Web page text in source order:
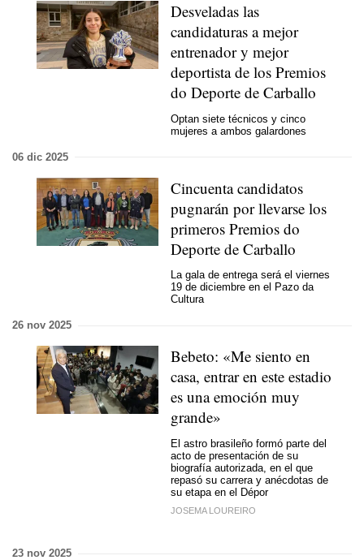
Desveladas las
candidaturas a mejor
entrenador y mejor
deportista de los Premios
do Deporte de Carballo
Optan siete técnicos y cinco
mujeres a ambos galardones
06 dic 2025
Cincuenta candidatos
pugnarán por llevarse los
primeros Premios do
Deporte de Carballo
La gala de entrega será el viernes
19 de diciembre en el Pazo da
Cultura
26 nov 2025
Bebeto: «Me siento en
casa, entrar en este estadio
es una emoción muy
grande»
El astro brasileño formó parte del
acto de presentación de su
biografía autorizada, en el que
repasó su carrera y anécdotas de
su etapa en el Dépor
JOSEMA LOUREIRO
23 nov 2025